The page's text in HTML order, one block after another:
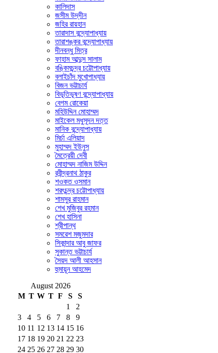
কালিদাস
জসীম উদ্‌দীন
জহির রায়হান
তারাদাস বন্দ্যোপাধ্যায়
তারাশঙ্কর বন্দ্যোপাধ্যায়
দীনবন্ধু মিত্র
ফাহাম আব্দুস সালাম
বঙ্কিমচন্দ্র চট্টোপাধ্যায়
বলাইচাঁদ মুখোপাধ্যায়
বিজন ভট্টাচার্য
বিভূতিভূষণ বন্দ্যোপাধ্যায়
বেগম রোকেয়া
মহিউদ্দিন মোহাম্মদ
মাইকেল মধুসূদন দত্ত
মানিক বন্দ্যোপাধ্যায়
মির্চা এলিয়াদ
মুহাম্মদ ইউনুস
মৈত্রেয়ী দেবী
মোহাম্মদ নাজিম উদ্দিন
রবীন্দ্রনাথ ঠাকুর
শওকত ওসমান
শরৎচন্দ্র চট্টোপাধ্যায়
শামসুর রাহমান
শেখ মুজিবুর রহমান
শেখ হাসিনা
শ্রীপান্থ
সমরেশ মজুমদার
সিকান্দার আবু জাফর
সুকান্ত ভট্টাচার্য
সৈয়দ আলী আহসান
হুমায়ূন আহমেদ
August 2026
M T W T F S
S
1
2
3
4 5 6 7 8
9
10 11 12 13 14 15 16
17 18 19 20 21 22 23
24 25 26 27 28 29 30